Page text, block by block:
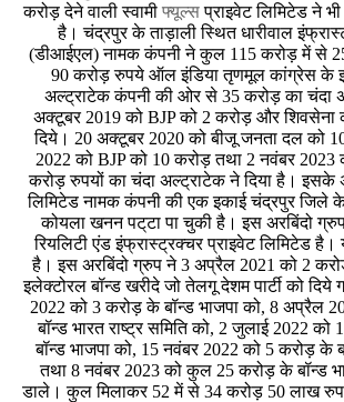
करोड़ देने वाली स्वामी फ्यूल्सप्राइवेट लिमिटेड ने भी
है। चंद्रपुर के ताड़ाली स्थित धारीवाल
(डीआईएल) नामक कंपनी ने कुल 115 करोड़ में से
90 करोड़ रुपये ऑल इंडिया तृणमूल कांग्रेस के
अल्ट्राटेक कंपनी की ओर से 35 करोड़ का चंदा
अक्टूबर 2019 को BJP को 2 करोड़ और शिवसेना
दिये। 20 अक्टूबर 2020 को बीजू जनता दल को
2022 को BJP को 10 करोड़ तथा 2 नवंबर 2023
करोड़ रुपयों का चंदा अल्ट्राटेक ने दिया है। इसके
लिमिटेड नामक कंपनी की एक इकाई चंद्रपुर जिले
कोयला खनन पट्‌टा पा चुकी है। इस अरबिंदो ग्रुप
रियलिटी एंड इंफ्रास्ट्रक्चर प्राइवेट लिमिटेड
है। इस अरबिंदो ग्रुप ने 3 अप्रैल 2021 को 2
इलेक्टोरल बॉन्ड खरीदे जो तेलगू देशम पार्टी को
2022 को 3 करोड़ के बॉन्ड भाजपा को, 8 अप्रैल
बॉन्ड भारत राष्ट्र समिति को, 2 जुलाई 2022
बॉन्ड भाजपा को, 15 नवंबर 2022 को 5 करोड़ के
तथा 8 नवंबर 2023 को कुल 25 करोड़ के बॉन्ड
डाले। कुल मिलाकर 52 में से 34 करोड़ 50 लाख